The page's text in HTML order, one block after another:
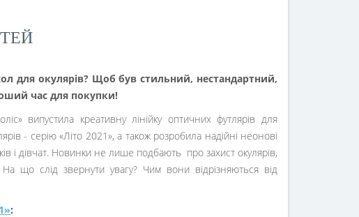
для окулярів? Щоб був стильний, нестандартний,
час для покупки!
випустила креативну лінійку оптичних футлярів для
- серію «Літо 2021», а також розробила надійні неонові
і дівчат. Новинки не лише подбають про захист окулярів,
що слід звернути увагу? Чим вони відрізняються від
: